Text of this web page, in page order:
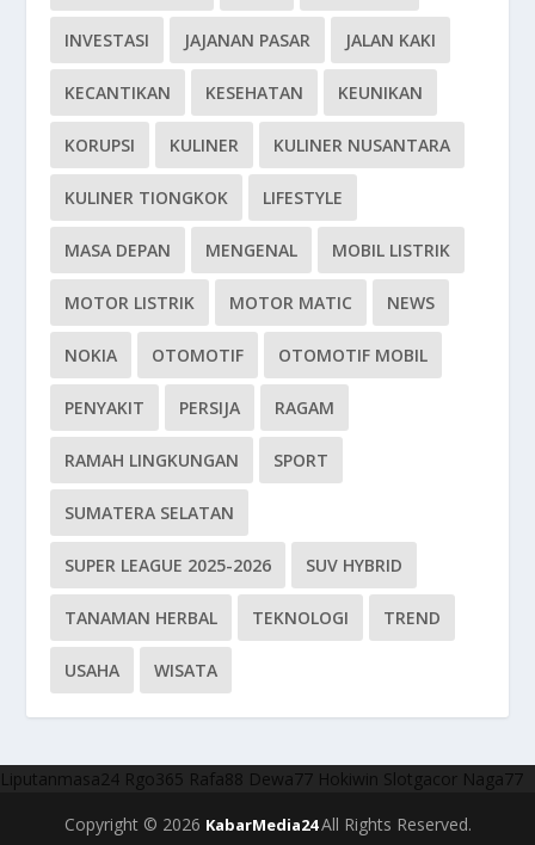
INVESTASI JAJANAN PASAR JALAN KAKI
KECANTIKAN KESEHATAN KEUNIKAN
KORUPSI KULINER KULINER NUSANTARA
KULINER TIONGKOK LIFESTYLE
MASA DEPAN MENGENAL MOBIL LISTRIK
MOTOR LISTRIK MOTOR MATIC NEWS
NOKIA OTOMOTIF OTOMOTIF MOBIL
PENYAKIT PERSIJA RAGAM
RAMAH LINGKUNGAN SPORT
SUMATERA SELATAN
SUPER LEAGUE 2025-2026 SUV HYBRID
TANAMAN HERBAL TEKNOLOGI TREND
USAHA WISATA
Liputanmasa24 Rgo365 Rafa88 Dewa77 Hokiwin Slotgacor Naga77
Copyright © 2026 KabarMedia24All Rights Reserved.